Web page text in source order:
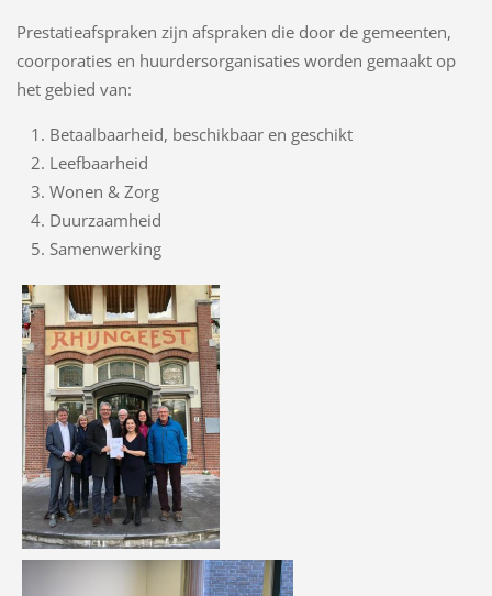
Prestatieafspraken zijn afspraken die door de gemeenten,
coorporaties en huurdersorganisaties worden gemaakt op
het gebied van:
Betaalbaarheid, beschikbaar en geschikt
Leefbaarheid
Wonen & Zorg
Duurzaamheid
Samenwerking